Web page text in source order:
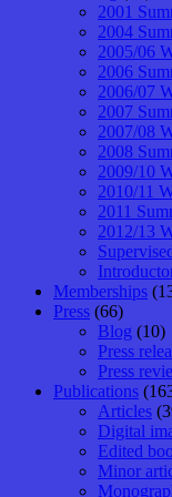
2001
2004
2005/06
2006
2006/07
2007
2007/08
2008
2009/10
2010/11
2011
2012/13
Memberships
Press (66)
Blog (10)
Press
Press
Publications
Articles
Digital
Edited
Minor